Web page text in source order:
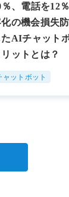
、電話を12
の機会損失
たAIチャット
ットとは？
ットボット